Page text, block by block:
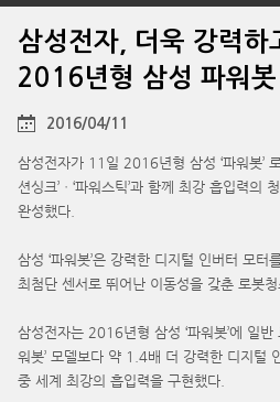
삼성전자, 더욱 강력하
2016년형 삼성 파워봇
2016/04/11
삼성전자가 11일 2016년형 삼성 ‘파워봇’
션싱크’ㆍ‘파워스틱’과 함께 최강 흡입력의
완성했다.
삼성 ‘파워봇’은 강력한 디지털 인버터 모터
최첨단 센서로 뛰어난 이동성을 갖춘 로봇청
삼성전자는 2016년형 삼성 ‘파워봇’에 일
워봇’ 모델보다 약 1.4배 더 강력한 디지털
중 세계 최강의 흡입력을 구현했다.